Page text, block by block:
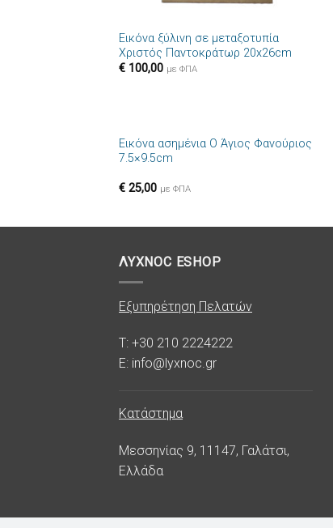
Εικόνα ξύλινη σε μεταξοτυπία
Χριστός Παντοκράτωρ 20x26cm
€100,00 με ΦΠΑ
Πρόσθήκη
Εικόνα ασημένια Ο Άγιος Φανούριος
7.5×9.5cm
€25,00 με ΦΠΑ
ΛΥΧΝΟC ESHOP
Εξυπηρέτηση Πελατών
T: +30 210 2224222
E: info@lyxnoc.gr
Κατάστημα
Μεσσηνίας 9, 11147, Γαλάτσι,
Ελλάδα